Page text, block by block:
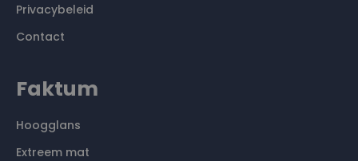
Privacybeleid
Contact
Faktum
Hoogglans
Extreem mat